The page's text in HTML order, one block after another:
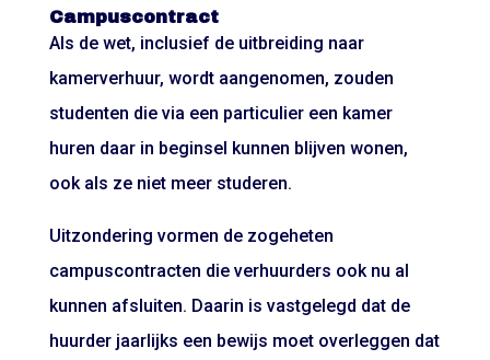
Campuscontract
Als de wet, inclusief de uitbreiding naar
kamerverhuur, wordt aangenomen, zouden
studenten die via een particulier een kamer
huren daar in beginsel kunnen blijven wonen,
ook als ze niet meer studeren.
Uitzondering vormen de zogeheten
campuscontracten die verhuurders ook nu al
kunnen afsluiten. Daarin is vastgelegd dat de
huurder jaarlijks een bewijs moet overleggen dat